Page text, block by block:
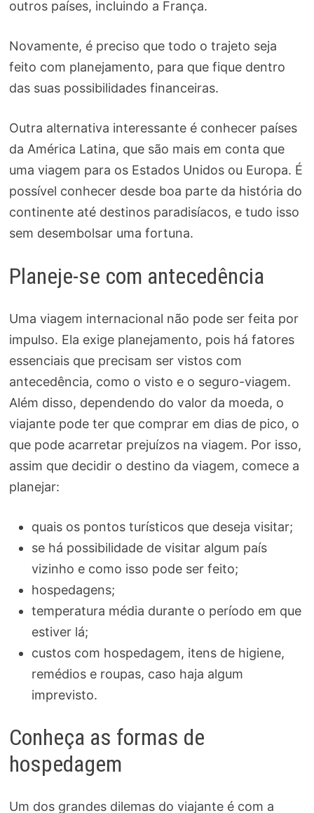
outros países, incluindo a França.
Novamente, é preciso que todo o trajeto seja
feito com planejamento, para que fique dentro
das suas possibilidades financeiras.
Outra alternativa interessante é conhecer países
da América Latina, que são mais em conta que
uma viagem para os Estados Unidos ou Europa. É
possível conhecer desde boa parte da história do
continente até destinos paradisíacos, e tudo isso
sem desembolsar uma fortuna.
Planeje-se com antecedência
Uma viagem internacional não pode ser feita por
impulso. Ela exige planejamento, pois há fatores
essenciais que precisam ser vistos com
antecedência, como o visto e o seguro-viagem.
Além disso, dependendo do valor da moeda, o
viajante pode ter que comprar em dias de pico, o
que pode acarretar prejuízos na viagem. Por isso,
assim que decidir o destino da viagem, comece a
planejar:
quais os pontos turísticos que deseja visitar;
se há possibilidade de visitar algum país
vizinho e como isso pode ser feito;
hospedagens;
temperatura média durante o período em que
estiver lá;
custos com hospedagem, itens de higiene,
remédios e roupas, caso haja algum
imprevisto.
Conheça as formas de
hospedagem
Um dos grandes dilemas do viajante é com a